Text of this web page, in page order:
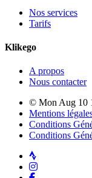
Nos services
Tarifs
Klikego
A propos
Nous contacter
© Mon Aug 10
Mentions
Conditions
Conditions
Strava
Instagram